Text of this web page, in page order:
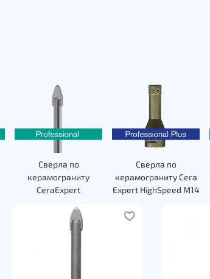
Сверла по
керамограниту
CeraExpert
Сверла по
керамограниту Cera
Expert HighSpeed M14